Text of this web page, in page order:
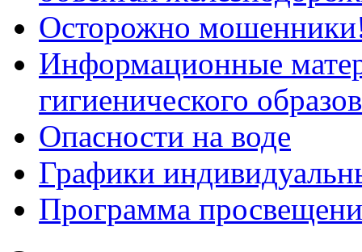
Осторожно
Информационные
гигиенического
Опасности на воде
Графики
Программа